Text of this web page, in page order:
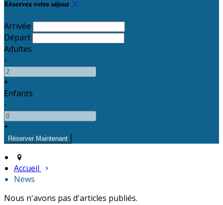
Réservez votre séjour
Arrivée
Départ
Adultes
-
+
Enfants
-
+
Accueil
News
Nous n'avons pas d'articles publiés.